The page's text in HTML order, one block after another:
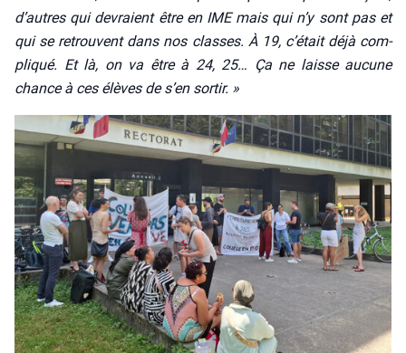
d’autres qui devraient être en IME mais qui n’y sont pas et
qui se retrouvent dans nos classes. À 19, c’é­tait déjà com­
pli­qué. Et là, on va être à 24, 25… Ça ne laisse aucune
chance à ces élèves de s’en sor­tir. »